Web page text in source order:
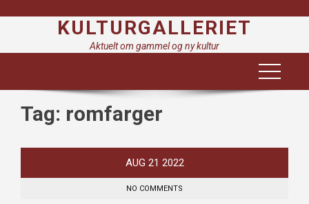
KULTURGALLERIET
Aktuelt om gammel og ny kultur
Tag: romfarger
AUG 21 2022
NO COMMENTS